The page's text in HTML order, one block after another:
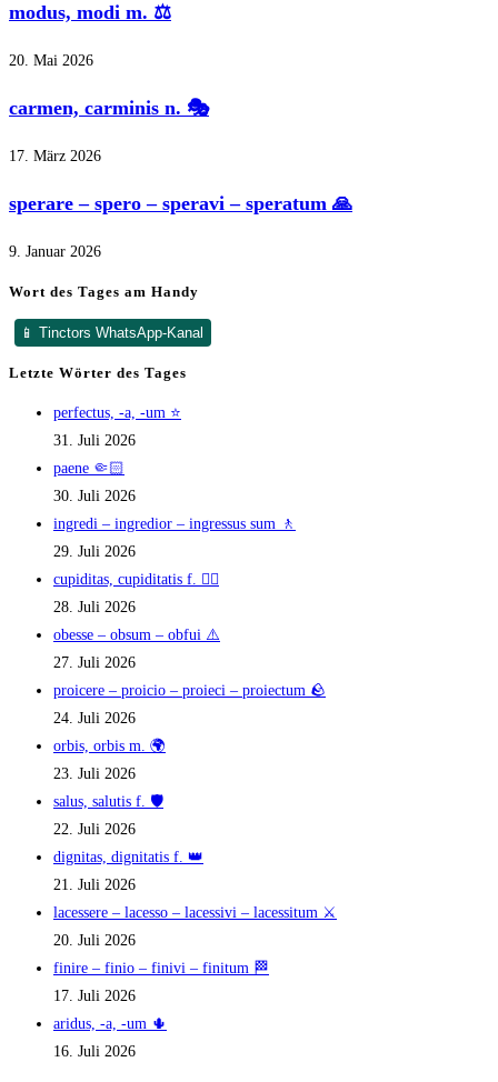
modus, modi m. ⚖️
20. Mai 2026
carmen, carminis n. 🎭
17. März 2026
sperare – spero – speravi – speratum 🙏
9. Januar 2026
Wort des Tages am Handy
📱 Tinctors WhatsApp-Kanal
Letzte Wörter des Tages
perfectus, -a, -um ⭐
31. Juli 2026
paene 🤏🏻
30. Juli 2026
ingredi – ingredior – ingressus sum 🚶
29. Juli 2026
cupiditas, cupiditatis f. ❤️‍🔥
28. Juli 2026
obesse – obsum – obfui ⚠️
27. Juli 2026
proicere – proicio – proieci – proiectum 🪨
24. Juli 2026
orbis, orbis m. 🌍
23. Juli 2026
salus, salutis f. 🛡️
22. Juli 2026
dignitas, dignitatis f. 👑
21. Juli 2026
lacessere – lacesso – lacessivi – lacessitum ⚔️
20. Juli 2026
finire – finio – finivi – finitum 🏁
17. Juli 2026
aridus, -a, -um 🌵
16. Juli 2026